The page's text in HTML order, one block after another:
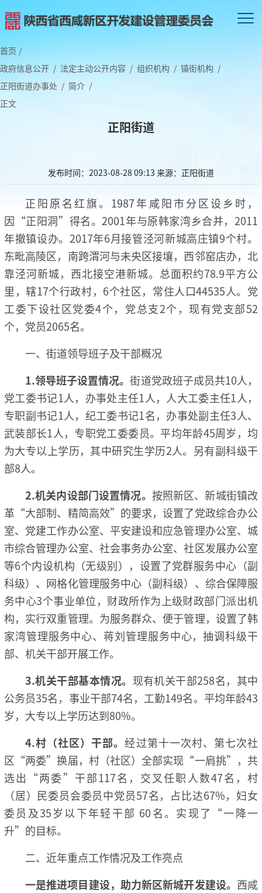
首页 /
政府信息公开 / 法定主动公开内容 / 组织机构 / 镇街机构 /
正阳街道办事处 / 简介 /
正文
正阳街道
发布时间：2023-08-28 09:13 来源：正阳街道
正阳原名红旗。1987年咸阳市分区设乡时，
因“正阳洞”得名。2001年与原韩家湾乡合并，2011
年撤镇设办。2017年6月接管泾河新城高庄镇9个村。
东毗高陵区，南跨渭河与未央区接壤，西邻窑店办，北
靠泾河新城，西北接空港新城。总面积约78.9平方公
里，辖17个行政村，6个社区，常住人口44535人。党
工委下设社区党委4个，党总支2个，现有党支部52
个，党员2065名。
一、街道领导班子及干部概况
1.领导班子设置情况。街道党政班子成员共10人，
党工委书记1人，办事处主任1人，人大工委主任1人，
专职副书记1人，纪工委书记1名，办事处副主任3人、
武装部长1人，专职党工委委员。平均年龄45周岁，均
为大专以上学历，其中研究生学历2人。另有副科级干
部8人。
2.机关内设部门设置情况。 按照新区、新城街镇改
革“大部制、精简高效”的要求，设置了党政综合办公
室、党建工作办公室、平安建设和应急管理办公室、城
市综合管理办公室、社会事务办公室、社区发展办公室
等6个内设机构（无级别），设置了党群服务中心（副
科级）、网格化管理服务中心（副科级）、综合保障服
务中心3个事业单位，财政所作为上级财政部门派出机
构，实行双重管理。为服务群众、便于管理，设置了韩
家湾管理服务中心、蒋刘管理服务中心，抽调科级干
部、机关干部开展工作。
3.机关干部基本情况。 现有机关干部258名，其中
公务员35名，事业干部74名，工勤149名。平均年龄43
岁，大专以上学历达到80%。
4.村（社区）干部。经过第十一次村、第七次社
区“两委”换届，村（社区）全部实现“一肩挑”，共
选出“两委”干部117名，交叉任职人数47名，村
（居）民委员会委员中党员57名，占比达67%，妇女
委员及35岁以下年轻干部 60名。实现了“一降一
升”的目标。
二、近年重点工作情况及工作亮点
一是推进项目建设，助力新区新城开发建设。 西咸